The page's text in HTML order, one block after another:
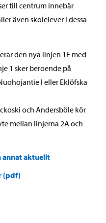
till centrum innebär
även skolelever i dessa
den nya linjen 1E med
1 sker beroende på
I eller Eklöfska
och Andersböle kör
mellan linjerna 2A och
annat aktuellt
(pdf)